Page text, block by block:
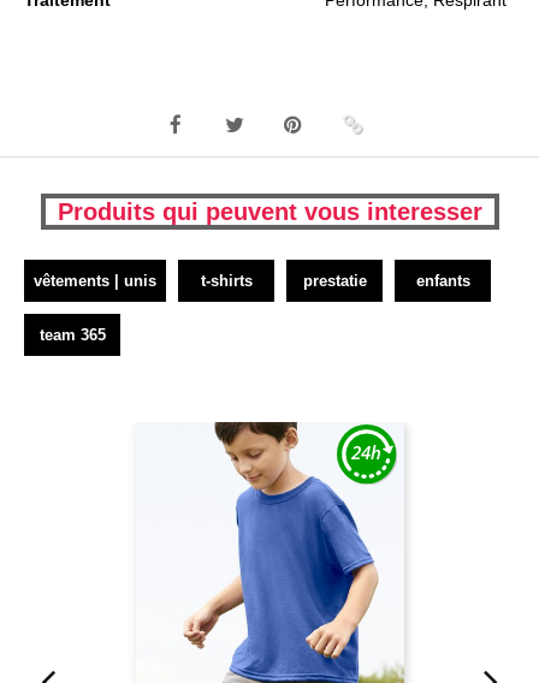
Produits qui peuvent vous interesser
vêtements | unis t-shirts prestatie enfants
team 365